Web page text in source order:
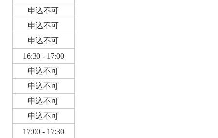
申込不可
申込不可
申込不可
16:30 - 17:00
申込不可
申込不可
申込不可
申込不可
17:00 - 17:30